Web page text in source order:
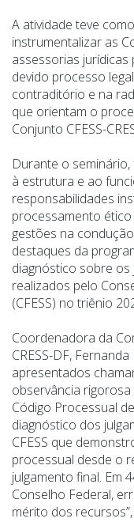
A atividade teve
instrumentalizar as
assessorias
devido processo
contraditório e na
que orientam o
Conjunto CFESS-
Durante o
à estrutura e ao
responsabilidades
processamento
gestões na
destaques da
diagnóstico sobre os
realizados pelo
(CFESS) no triênio
Coordenadora da
CRESS-DF,
apresentados
observância
Código Processual
diagnóstico dos
CFESS que
processual desde o
julgamento final. Em
Conselho Federal,
mérito dos